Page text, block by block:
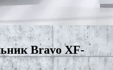
Bravo XF-